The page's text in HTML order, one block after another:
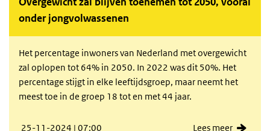
onder jongvolwassenen
Het percentage inwoners van Nederland met overgewicht
zal oplopen tot 64% in 2050. In 2022 was dit 50%. Het
percentage stijgt in elke leeftijdsgroep, maar neemt het
meest toe in de groep 18 tot en met 44 jaar.
25-11-2024 | 07:00 Lees meer